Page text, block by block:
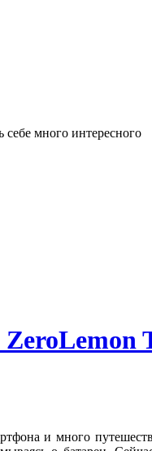
много интересного
и много